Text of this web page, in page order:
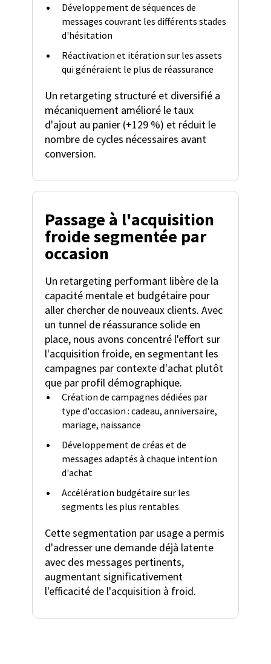
Développement de séquences de
messages couvrant les différents stades
d'hésitation
Réactivation et itération sur les assets
qui généraient le plus de réassurance
Un retargeting structuré et diversifié a
mécaniquement amélioré le taux
d'ajout au panier (+129 %) et réduit le
nombre de cycles nécessaires avant
conversion.
Passage à l'acquisition
froide segmentée par
occasion
Un retargeting performant libère de la
capacité mentale et budgétaire pour
aller chercher de nouveaux clients. Avec
un tunnel de réassurance solide en
place, nous avons concentré l'effort sur
l'acquisition froide, en segmentant les
campagnes par contexte d'achat plutôt
que par profil démographique.
Création de campagnes dédiées par
type d'occasion : cadeau, anniversaire,
mariage, naissance
Développement de créas et de
messages adaptés à chaque intention
d'achat
Accélération budgétaire sur les
segments les plus rentables
Cette segmentation par usage a permis
d'adresser une demande déjà latente
avec des messages pertinents,
augmentant significativement
l'efficacité de l'acquisition à froid.